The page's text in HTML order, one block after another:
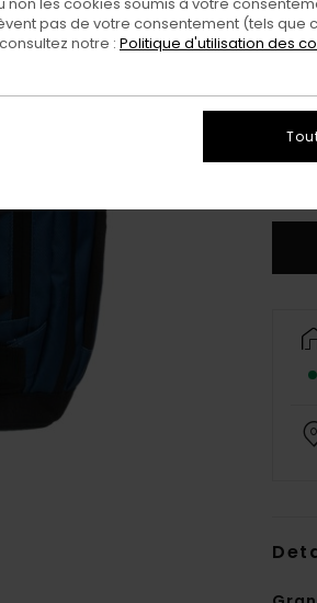
pas de votre consentement (tels que
notre : Politique d'utilisation des